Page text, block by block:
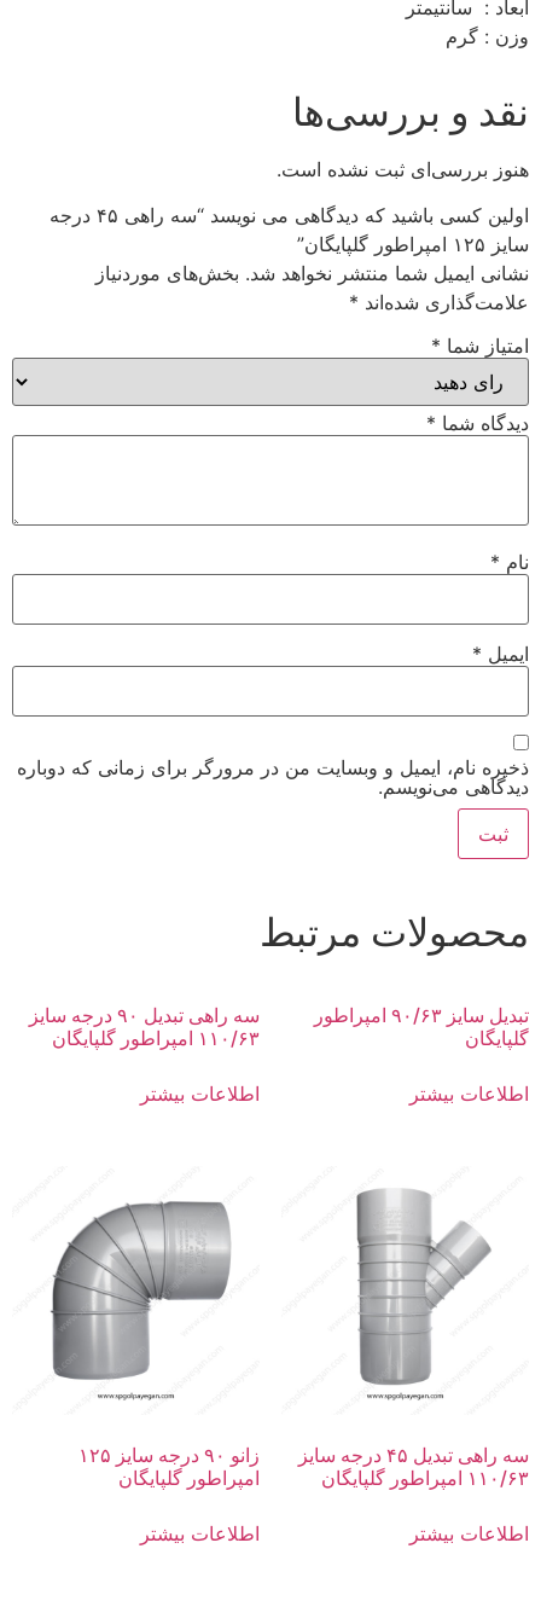
ابعاد : سانتیمتر
وزن : گرم
نقد و بررسی‌ها
هنوز بررسی‌ای ثبت نشده است.
اولین کسی باشید که دیدگاهی می نویسد “سه راهی ۴۵ درجه
سایز ۱۲۵ امپراطور گلپایگان”
نشانی ایمیل شما منتشر نخواهد شد. بخش‌های موردنیاز
علامت‌گذاری شده‌اند *
امتیاز شما *
دیدگاه شما *
نام *
ایمیل *
ذخیره نام، ایمیل و وبسایت من در مرورگر برای زمانی که دوباره
دیدگاهی می‌نویسم.
محصولات مرتبط
تبدیل سایز ۹۰/۶۳ امپراطور
گلپایگان
اطلاعات بیشتر
سه راهی تبدیل ۹۰ درجه سایز
۱۱۰/۶۳ امپراطور گلپایگان
اطلاعات بیشتر
سه راهی تبدیل ۴۵ درجه سایز
۱۱۰/۶۳ امپراطور گلپایگان
اطلاعات بیشتر
زانو ۹۰ درجه سایز ۱۲۵
امپراطور گلپایگان
اطلاعات بیشتر